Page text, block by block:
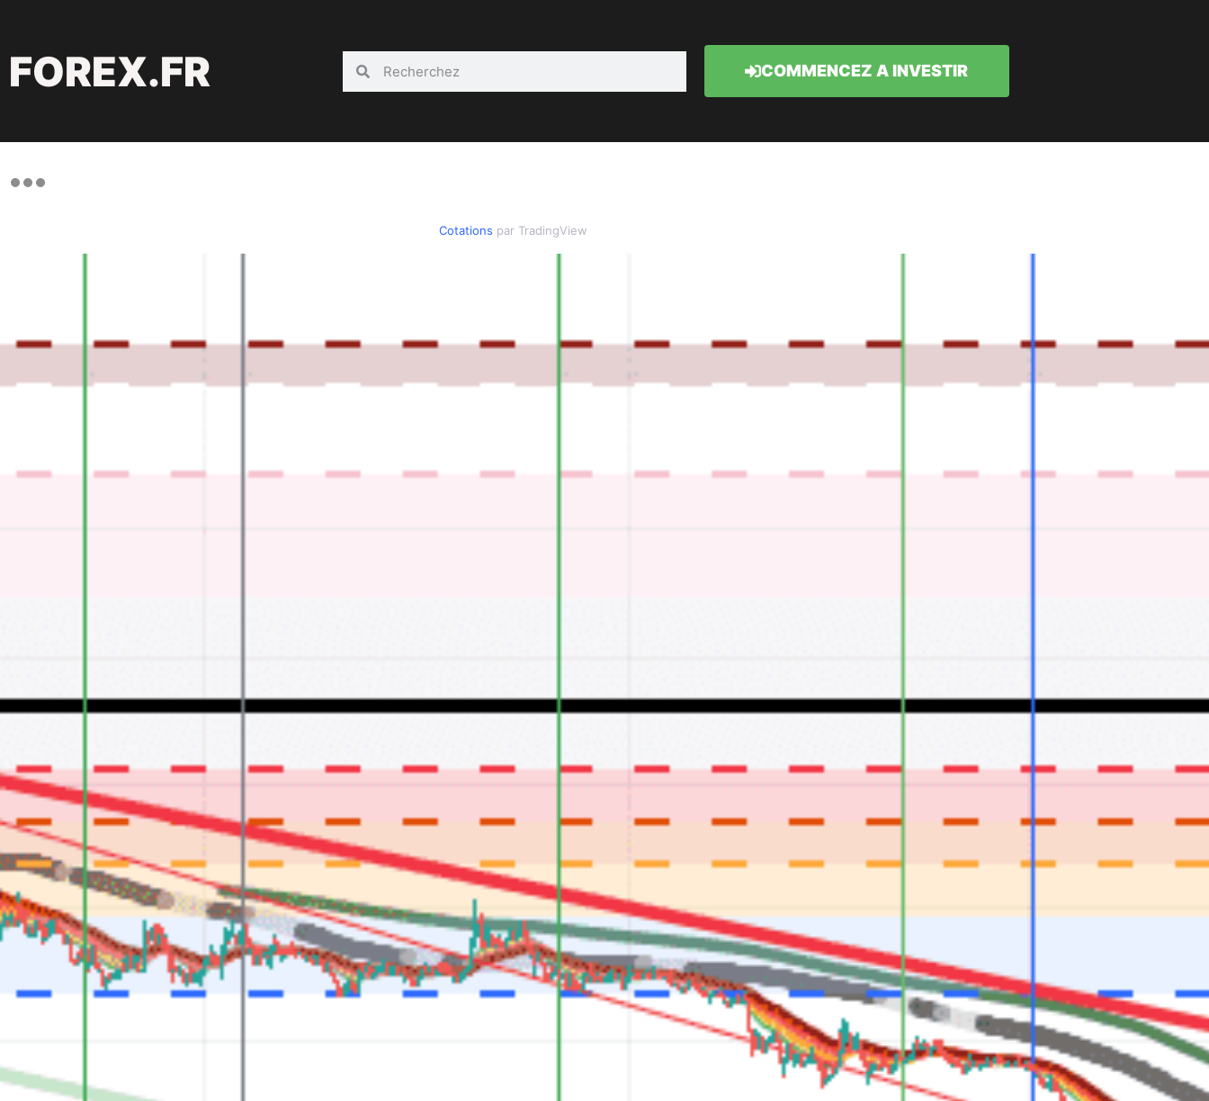
FOREX.FR COMMENCEZ A INVESTIR
Cotations par TradingView